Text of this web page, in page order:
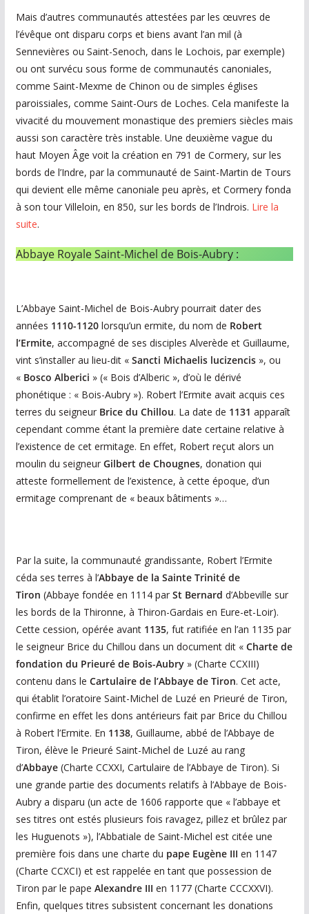
Mais d’autres communautés attestées par les œuvres de
l’évêque ont disparu corps et biens avant l’an mil (à
Sennevières ou Saint-Senoch, dans le Lochois, par exemple)
ou ont survécu sous forme de communautés canoniales,
comme Saint-Mexme de Chinon ou de simples églises
paroissiales, comme Saint-Ours de Loches. Cela manifeste la
vivacité du mouvement monastique des premiers siècles mais
aussi son caractère très instable. Une deuxième vague du
haut Moyen Âge voit la création en 791 de Cormery, sur les
bords de l’Indre, par la communauté de Saint-Martin de Tours
qui devient elle même canoniale peu après, et Cormery fonda
à son tour Villeloin, en 850, sur les bords de l’Indrois. Lire la
suite.
Abbaye Royale Saint-Michel de Bois-Aubry :
L’Abbaye Saint-Michel de Bois-Aubry pourrait dater des
années 1110-1120lorsqu’un ermite, du nom de Robert
l’Ermite, accompagné de ses disciples Alverède et Guillaume,
vint s’installer au lieu-dit « Sancti Michaelis lucizencis», ou
« Bosco Alberici » (« Bois d’Alberic », d’où le dérivé
phonétique : « Bois-Aubry »). Robert l’Ermite avait acquis ces
terres du seigneur Brice du Chillou. La date de 1131 apparaît
cependant comme étant la première date certaine relative à
l’existence de cet ermitage. En effet, Robert reçut alors un
moulin du seigneur Gilbert de Chougnes, donation qui
atteste formellement de l’existence, à cette époque, d’un
ermitage comprenant de « beaux bâtiments »…
Par la suite, la communauté grandissante, Robert l’Ermite
céda ses terres à l’Abbaye de la Sainte Trinité de
Tiron (Abbaye fondée en 1114 par St Bernard d’Abbeville sur
les bords de la Thironne, à Thiron-Gardais en Eure-et-Loir).
Cette cession, opérée avant 1135, fut ratifiée en l’an 1135 par
le seigneur Brice du Chillou dans un document dit « Charte de
fondation du Prieuré de Bois-Aubry» (Charte CCXIII)
contenu dans le Cartulaire de l’Abbaye de Tiron. Cet acte,
qui établit l’oratoire Saint-Michel de Luzé en Prieuré de Tiron,
confirme en effet les dons antérieurs fait par Brice du Chillou
à Robert l’Ermite. En 1138, Guillaume, abbé de l’Abbaye de
Tiron, élève le Prieuré Saint-Michel de Luzé au rang
d’Abbaye(Charte CCXXI, Cartulaire de l’Abbaye de Tiron). Si
une grande partie des documents relatifs à l’Abbaye de Bois-
Aubry a disparu (un acte de 1606 rapporte que « l’abbaye et
ses titres ont estés plusieurs fois ravagez, pillez et brûlez par
les Huguenots »), l’Abbatiale de Saint-Michel est citée une
première fois dans une charte du pape Eugène III en 1147
(Charte CCXCI) et est rappelée en tant que possession de
Tiron par le pape Alexandre III en 1177 (Charte CCCXXVI).
Enfin, quelques titres subsistent concernant les donations